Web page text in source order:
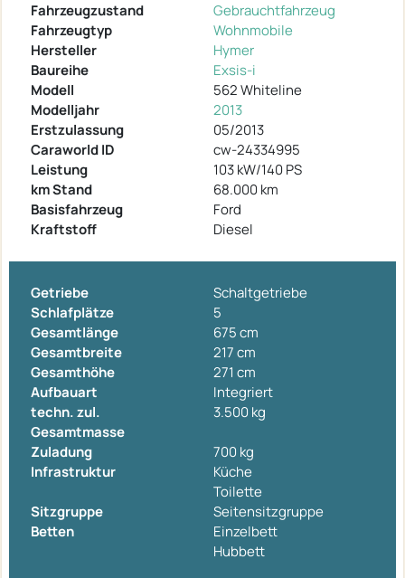
Fahrzeugzustand
Gebrauchtfahrzeug
Fahrzeugtyp
Wohnmobile
Hersteller
Hymer
Baureihe
Exsis-i
Modell
562 Whiteline
Modelljahr
2013
Erstzulassung
05/2013
Caraworld ID
cw-24334995
Leistung
103 kW/140 PS
km Stand
68.000 km
Basisfahrzeug
Ford
Kraftstoff
Diesel
Getriebe
Schaltgetriebe
Schlafplätze
5
Gesamtlänge
675 cm
Gesamtbreite
217 cm
Gesamthöhe
271 cm
Aufbauart
Integriert
techn. zul.
Gesamtmasse
3.500 kg
Zuladung
700 kg
Infrastruktur
Küche
Toilette
Sitzgruppe
Seitensitzgruppe
Betten
Einzelbett
Hubbett